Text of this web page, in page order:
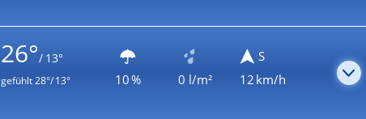
26°/ 13°
gefühlt28°/ 13° 10 % 0 l/m²
S
12 km/h